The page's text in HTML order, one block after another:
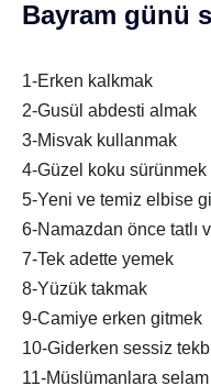
Bayram günü
1-Erken kalkmak
2-Gusül abdesti almak
3-Misvak kullanmak
4-Güzel koku sürünmek
5-Yeni ve temiz elbise
6-Namazdan önce tatlı
7-Tek adette yemek
8-Yüzük takmak
9-Camiye erken gitmek
10-Giderken sessiz
11-Müslümanlara